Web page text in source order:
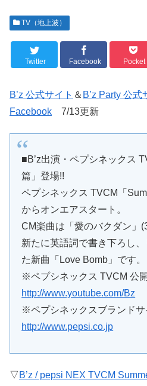
TV（地上波）
Twitter Facebook Pocket
B’z 公式サイト ＆ B’z Party 公式
Facebook 7/13更新
■B’z出演・ペプシネックス
篇」登場!!
ペプシネックス TVCM「
からオンエアスタート。
CM楽曲は「愛のバクダン」
新たに英語詞で書き下ろし
た新曲「Love Bomb」です。
※ペプシネックス TVCM 公開
http://www.youtube.com/Bz
※ペプシネックスブランドサ
http://www.pepsi.co.jp
▽B’z / pepsi NEX TVCM